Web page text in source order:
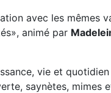
avec les mêmes
animé par
vie et quotidien
saynètes, mimes